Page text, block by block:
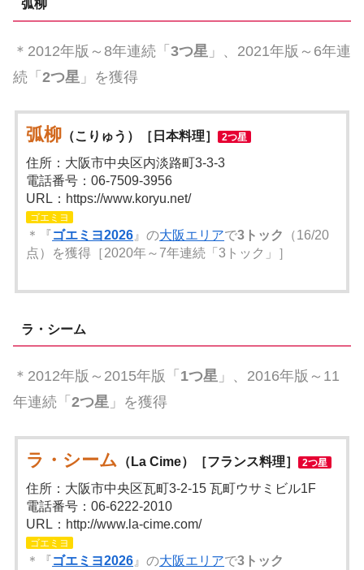
弧柳
＊2012年版～8年連続「 3つ星 」、2021年版～6年連
続「 2つ星 」を獲得
弧柳 （こりゅう）［日本料理］ 2つ星
住所：大阪市中央区内淡路町3-3-3
電話番号：06-7509-3956
URL：https://www.koryu.net/
ゴエミヨ
＊『 ゴエミヨ2026 』の大阪エリアで3トック
（16/20
点）を獲得［2020年～7年連続「3トック」］
ラ・シーム
＊2012年版～2015年版「 1つ星 」、2016年版～11
年連続「 2つ星 」を獲得
ラ・シーム （La Cime）［フランス料理］ 2つ星
住所：大阪市中央区瓦町3-2-15 瓦町ウサミビル1F
電話番号：06-6222-2010
URL：http://www.la-cime.com/
ゴエミヨ
＊『 ゴエミヨ2026 』の大阪エリアで3トック